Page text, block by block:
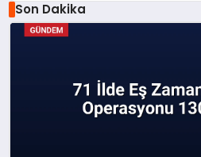
Son Dakika